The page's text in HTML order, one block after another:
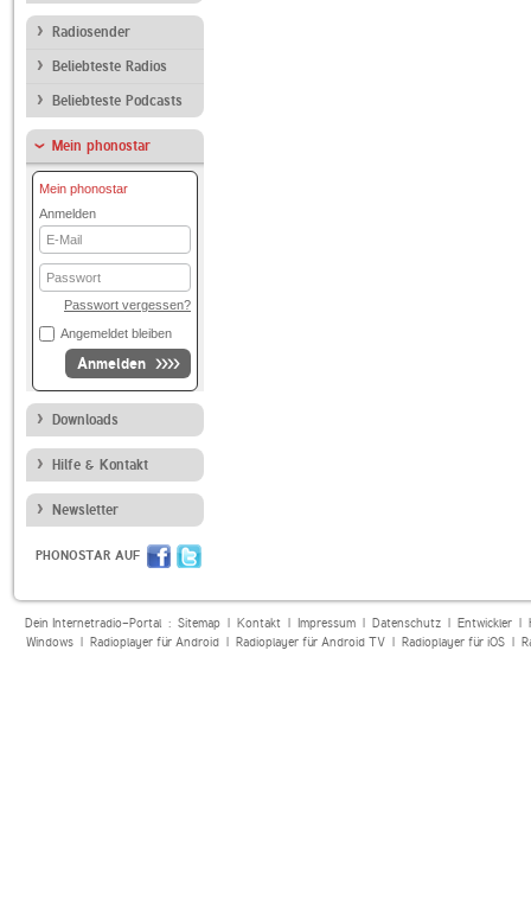
Radiosender
Beliebteste Radios
Beliebteste Podcasts
Mein phonostar
Mein phonostar
Anmelden
E-
Mail
Passwort
Passwort vergessen?
Angemeldet bleiben
Anmelden
Downloads
Hilfe & Kontakt
Newsletter
PHONOSTAR AUF
Dein Internetradio-Portal : Sitemap| Kontakt| Impressum| Datenschutz| Entwickler|
Windows| Radioplayer für Android| Radioplayer für Android TV| Radioplayer für iOS|